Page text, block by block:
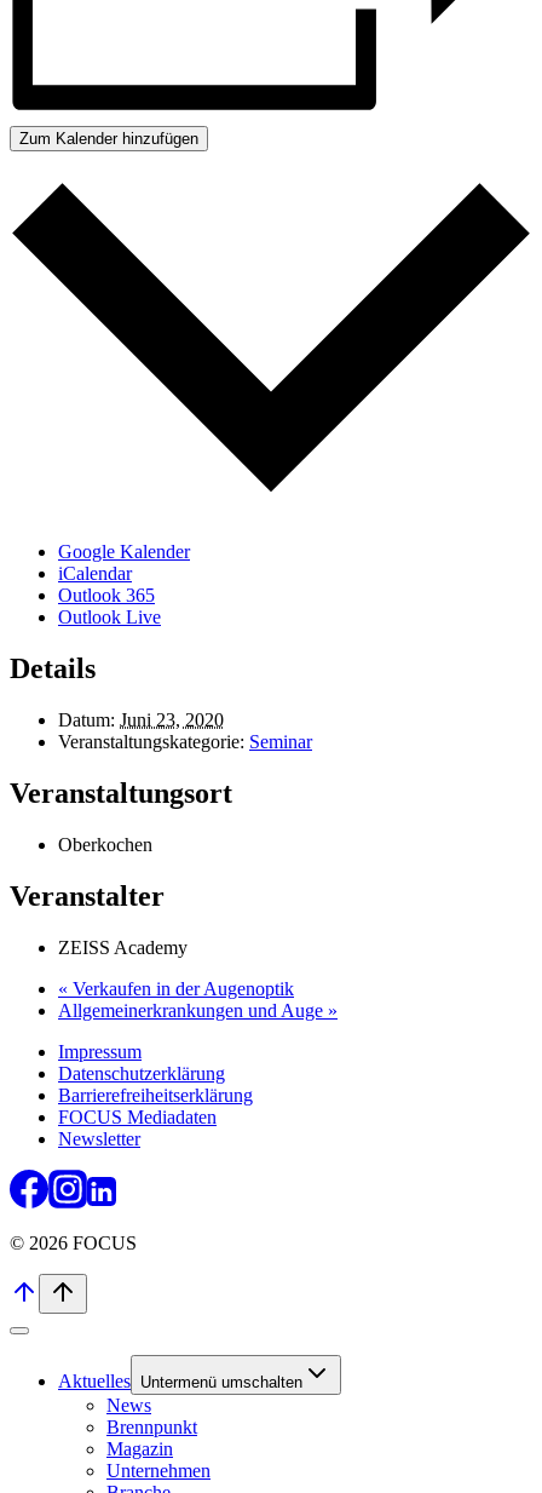
Zum Kalender hinzufügen
Google Kalender
iCalendar
Outlook 365
Outlook Live
Details
Datum: Juni 23, 2020
Veranstaltungskategorie: Seminar
Veranstaltungsort
Oberkochen
Veranstalter
ZEISS Academy
« Verkaufen in der Augenoptik
Allgemeinerkrankungen und Auge »
Impressum
Datenschutzerklärung
Barrierefreiheitserklärung
FOCUS Mediadaten
Newsletter
© 2026 FOCUS
Aktuelles Untermenü umschalten
News
Brennpunkt
Magazin
Unternehmen